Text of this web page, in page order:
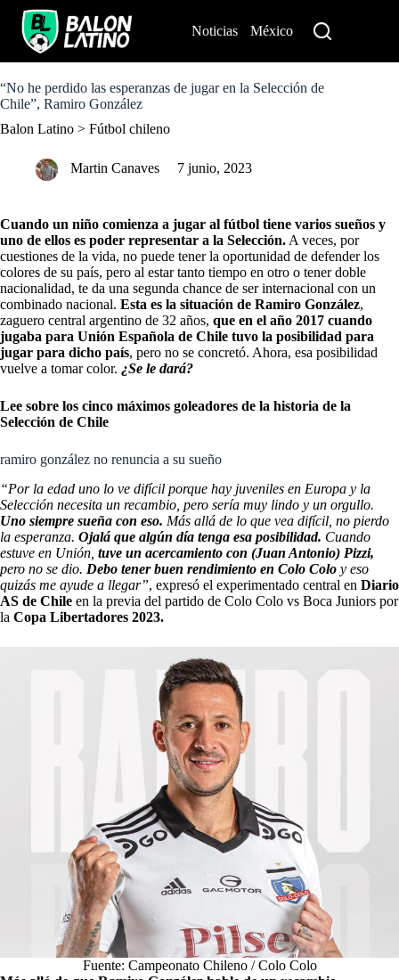
o
c
n
Noticias México
“No he perdido las esperanzas de jugar en la Selección de
Chile”, Ramiro González
Balon Latino > Fútbol chileno
Martin Canaves 7 junio, 2023
Cuando un niño comienza a jugar al fútbol tiene varios sueños y
uno de ellos es poder representar a la Selección. A veces, por
cuestiones de la vida, no puede tener la oportunidad de defender los
colores de su país, pero al estar tanto tiempo en otro o tener doble
nacionalidad, te da una segunda chance de ser internacional con un
combinado nacional. Esta es la situación de Ramiro González,
zaguero central argentino de 32 años, que en el año 2017 cuando
jugaba para Unión Española de Chile tuvo la posibilidad para
jugar para dicho país, pero no se concretó. Ahora, esa posibilidad
vuelve a tomar color. ¿Se le dará?
Lee sobre los cinco máximos goleadores de la historia de la
Selección de Chile
ramiro gonzález no renuncia a su sueño
“Por la edad uno lo ve difícil porque hay juveniles en Europa y la
Selección necesita un recambio, pero sería muy lindo y un orgullo.
Uno siempre sueña con eso. Más allá de lo que vea difícil, no pierdo
la esperanza. Ojalá que algún día tenga esa posibilidad. Cuando
estuve en Unión, tuve un acercamiento con (Juan Antonio) Pizzi,
pero no se dio. Debo tener buen rendimiento en Colo Colo y eso
quizás me ayude a llegar”, expresó el experimentado central en Diario
AS de Chile en la previa del partido de Colo Colo vs Boca Juniors por
la Copa Libertadores 2023.
Fuente: Campeonato Chileno / Colo Colo